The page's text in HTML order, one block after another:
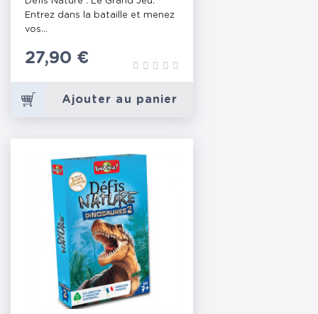
Entrez dans la bataille et menez
vos...
Prix
27,90 €
Ajouter au panier